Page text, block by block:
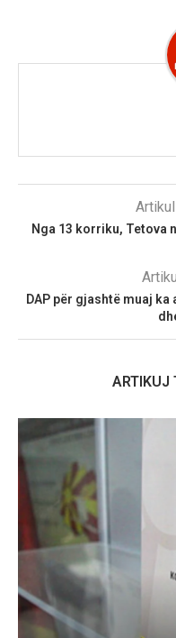
Nga 13 korriku, Tetova
DAP për gjashtë muaj
ARTIKUJ